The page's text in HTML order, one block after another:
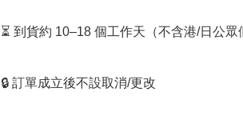
⏳ 到貨約 10–18 個工作天（不含港/日公眾
🔒 訂單成立後不設取消/更改